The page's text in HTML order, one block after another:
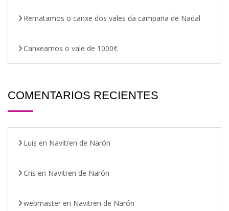
Rematamos o canxe dos vales da campaña de Nadal
Canxeamos o vale de 1000€
COMENTARIOS RECIENTES
Luis en Navitren de Narón
Cris en Navitren de Narón
webmaster en Navitren de Narón